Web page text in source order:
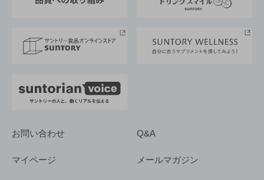
採用情報
お問い合わせ Q&A
マイページ メールマガジン